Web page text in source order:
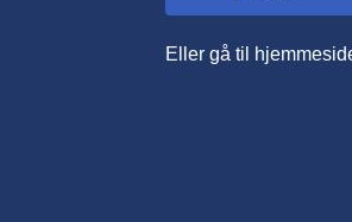
Eller gå til